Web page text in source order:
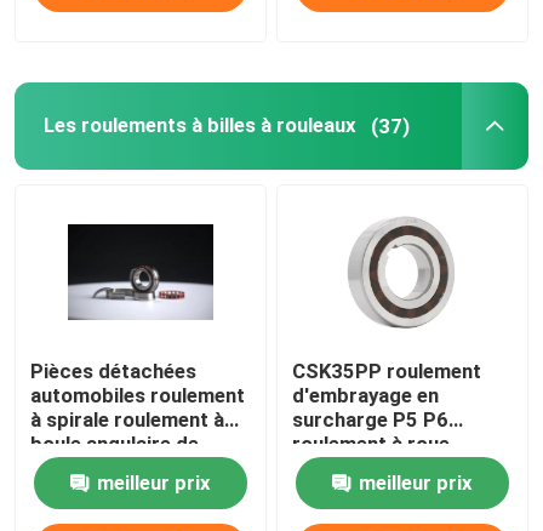
Demandez un devis
Abrasifs industriels
Abrasifs revêtus
Les roulements à billes à rouleaux
Insertions d'outil au carbure
Abrasifs à liaison de résine
Les roulements à billes à rouleaux (37)
Pièces détachées
automobiles roulement
à spirale roulement à
boule angulaire de
contact scellé 70, 72,
718, 719 pour
machines-outils Sp
meilleur prix
CSK35PP roulement
d'embrayage en
surcharge P5 P6
roulement à roue
unique
meilleur prix